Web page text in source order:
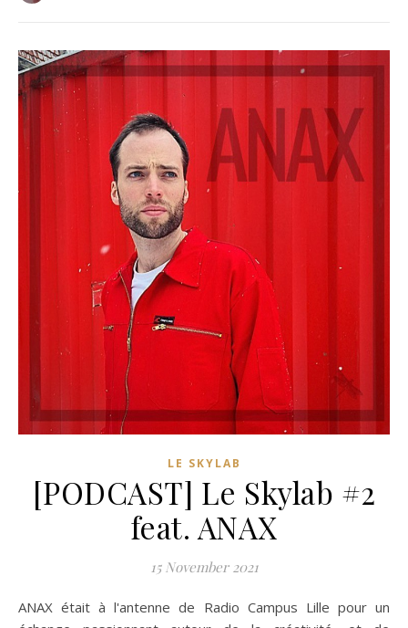
LE SKYLAB
[PODCAST] Le Skylab #2
feat. ANAX
15 November 2021
ANAX était à l'antenne de Radio Campus Lille pour un